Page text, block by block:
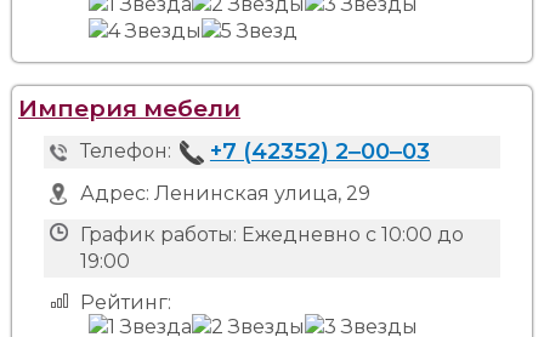
Империя мебели
Телефон: +7 (42352) 2‒00‒03
Адрес: Ленинская улица, 29
График работы: Ежедневно с 10:00 до
19:00
Рейтинг: